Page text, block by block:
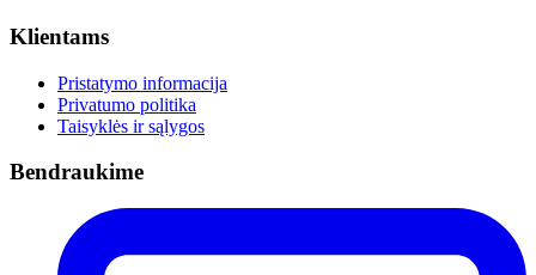
Klientams
Pristatymo informacija
Privatumo politika
Taisyklės ir sąlygos
Bendraukime